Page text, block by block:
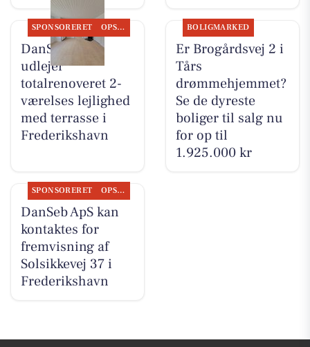
SPONSORERET OPSLAGSTAVLEN
DanSeb ApS
udlejer
totalrenoveret 2-
værelses lejlighed
med terrasse i
Frederikshavn
BOLIGMARKED
Er Brogårdsvej 2 i
Tårs
drømmehjemmet?
Se de dyreste
boliger til salg nu
for op til
1.925.000 kr
SPONSORERET OPSLAGSTAVLEN
DanSeb ApS kan
kontaktes for
fremvisning af
Solsikkevej 37 i
Frederikshavn